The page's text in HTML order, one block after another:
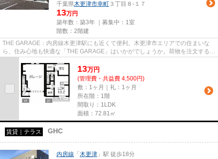
千葉県木更津市幸町 ３丁目８-１７
13万円
築年数：築3年 ｜募集中： 1室
階数：2階建
THE GARAGE：内房線木更津駅にも近くて便利。木更津市エリアでの住まいな
ら、住み心地も快適な「THE GARAGE」はいかがでしょうか。荷物を注文する時
13万円
(管理費・共益費 4,500円)
敷：1ヶ月｜礼：1ヶ月
所在階：1階
間取り：1LDK
面積：72.81㎡
賃貸｜テラス GHC
内房線 「 木更津 」駅 徒歩18分